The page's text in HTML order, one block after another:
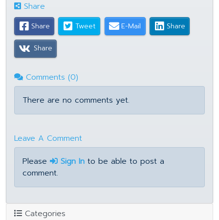
Share
Share Tweet E-Mail Share
Share
Comments (0)
There are no comments yet.
Leave A Comment
Please
Sign In to be able to post a
comment.
Categories